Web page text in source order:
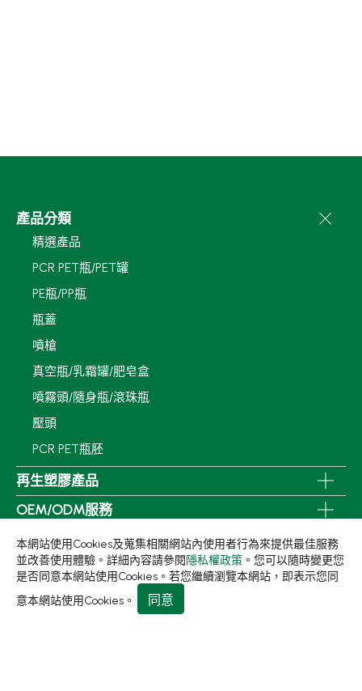
產品分類
精選產品
PCR PET瓶/PET罐
PE瓶/PP瓶
瓶蓋
噴槍
真空瓶/乳霜罐/肥皂盒
噴霧頭/隨身瓶/滾珠瓶
壓頭
PCR PET瓶胚
再生塑膠產品
OEM/ODM服務
應用領域
永續發展
新聞中心
本網站使用Cookies及蒐集相關網站內使用者行為來提供最佳服務
並改善使用體驗。詳細內容請參閱 隱私權政策 。您可以隨時變更您
是否同意本網站使用Cookies。若您繼續瀏覽本網站，即表示您同
意本網站使用Cookies。
同意